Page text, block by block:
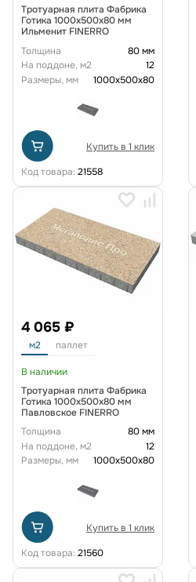
Тротуарная плита Фабрика
Готика 1000x500x80 мм
Ильменит FINERRO
Толщина
80 мм
На поддоне, м2
12
Размеры, мм
1000x500x80
Купить в 1 клик
Код товара: 21558
4 065 ₽
м2 паллет
В наличии
Тротуарная плита Фабрика
Готика 1000x500x80 мм
Павловское FINERRO
Толщина
80 мм
На поддоне, м2
12
Размеры, мм
1000x500x80
Купить в 1 клик
Код товара: 21560